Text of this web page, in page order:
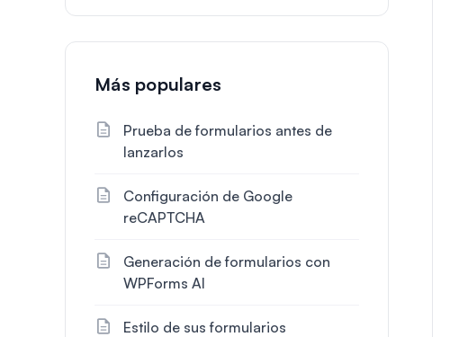
Más populares
Prueba de formularios antes de
lanzarlos
Configuración de Google
reCAPTCHA
Generación de formularios con
WPForms AI
Estilo de sus formularios